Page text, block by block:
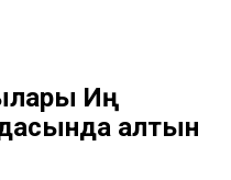
Иң
алтын